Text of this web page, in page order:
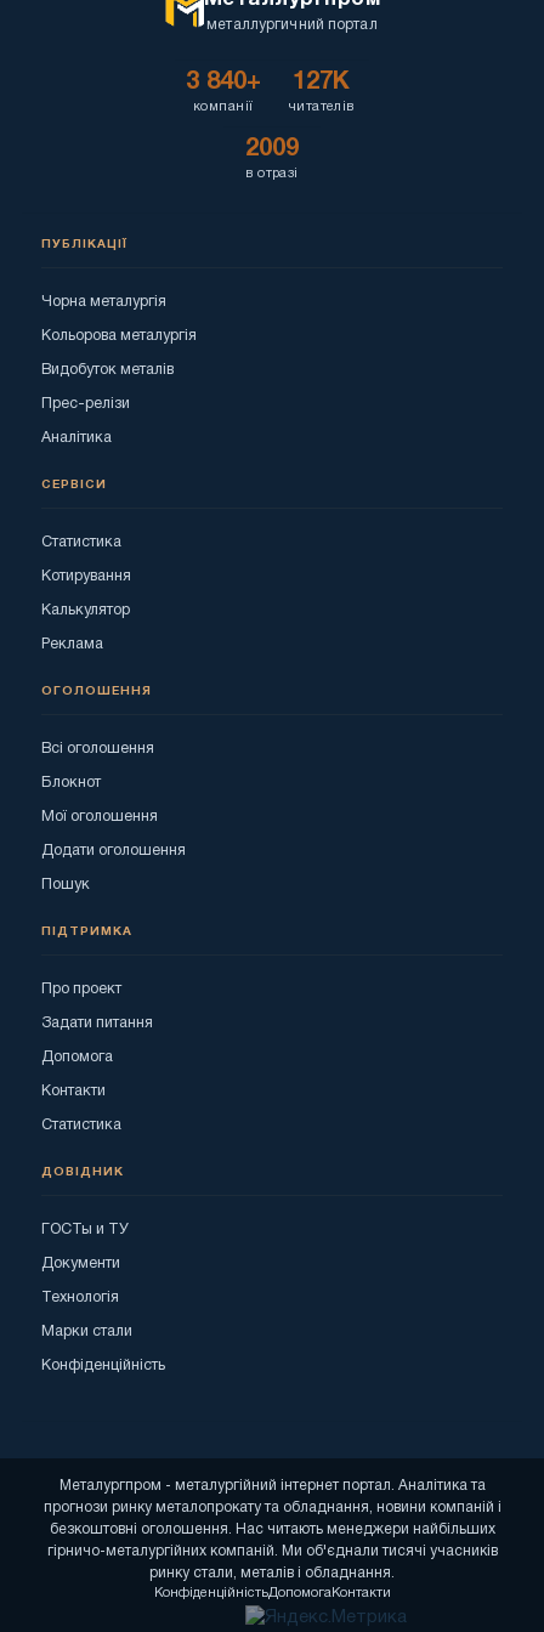
металлургичний портал
3 840+
компанії
127K
читателів
2009
в отразі
ПУБЛІКАЦІЇ
Чорна металургія
Кольорова металургія
Видобуток металів
Прес-релізи
Аналітика
СЕРВІСИ
Статистика
Котирування
Калькулятор
Реклама
ОГОЛОШЕННЯ
Всі оголошення
Блокнот
Мої оголошення
Додати оголошення
Пошук
ПІДТРИМКА
Про проект
Задати питання
Допомога
Контакти
Статистика
ДОВІДНИК
ГОСТы и ТУ
Документи
Технологія
Марки стали
Конфіденційність
Металургпром - металургійний інтернет портал. Аналітика та
прогнози ринку металопрокату та обладнання, новини компаній і
безкоштовні оголошення. Нас читають менеджери найбільших
гірничо-металургійних компаній. Ми об'єднали тисячі учасників
ринку стали, металів і обладнання.
КонфіденційністьДопомогаКонтакти